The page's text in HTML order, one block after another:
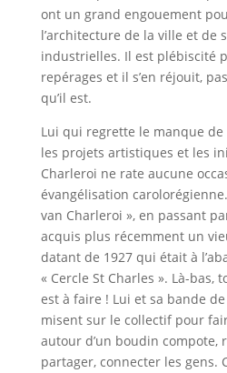
ont un grand engouement
l’architecture de la ville et de
industrielles. Il est plébiscité
repérages et il s’en réjouit,
qu’il est.
Lui qui regrette le manque
les projets artistiques et les
Charleroi ne rate aucune
évangélisation
van Charleroi », en passant
acquis plus récemment un
datant de 1927 qui était à
« Cercle St Charles ». Là-bas,
est à faire ! Lui et sa bande
misent sur le collectif pour
autour d’un boudin compote,
partager, connecter les gens.